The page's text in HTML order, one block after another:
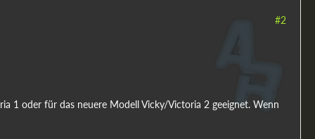
#2
1 oder für das neuere Modell Vicky/Victoria 2 geeignet. Wenn